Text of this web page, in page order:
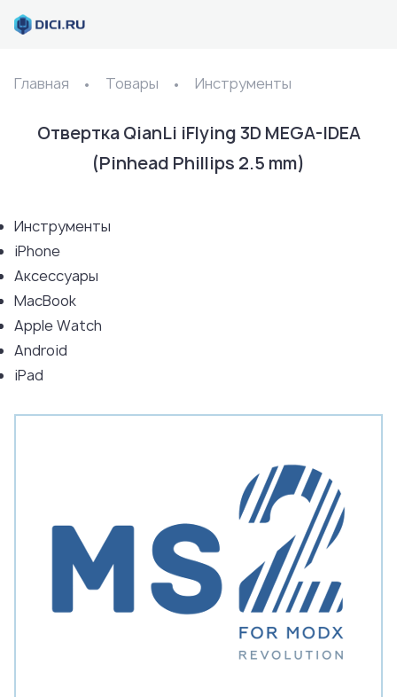
Главная Товары Инструменты
Отвертка QianLi iFlying 3D MEGA-IDEA
(Pinhead Phillips 2.5 mm)
Инструменты
iPhone
Аксессуары
MacBook
Apple Watch
Android
iPad